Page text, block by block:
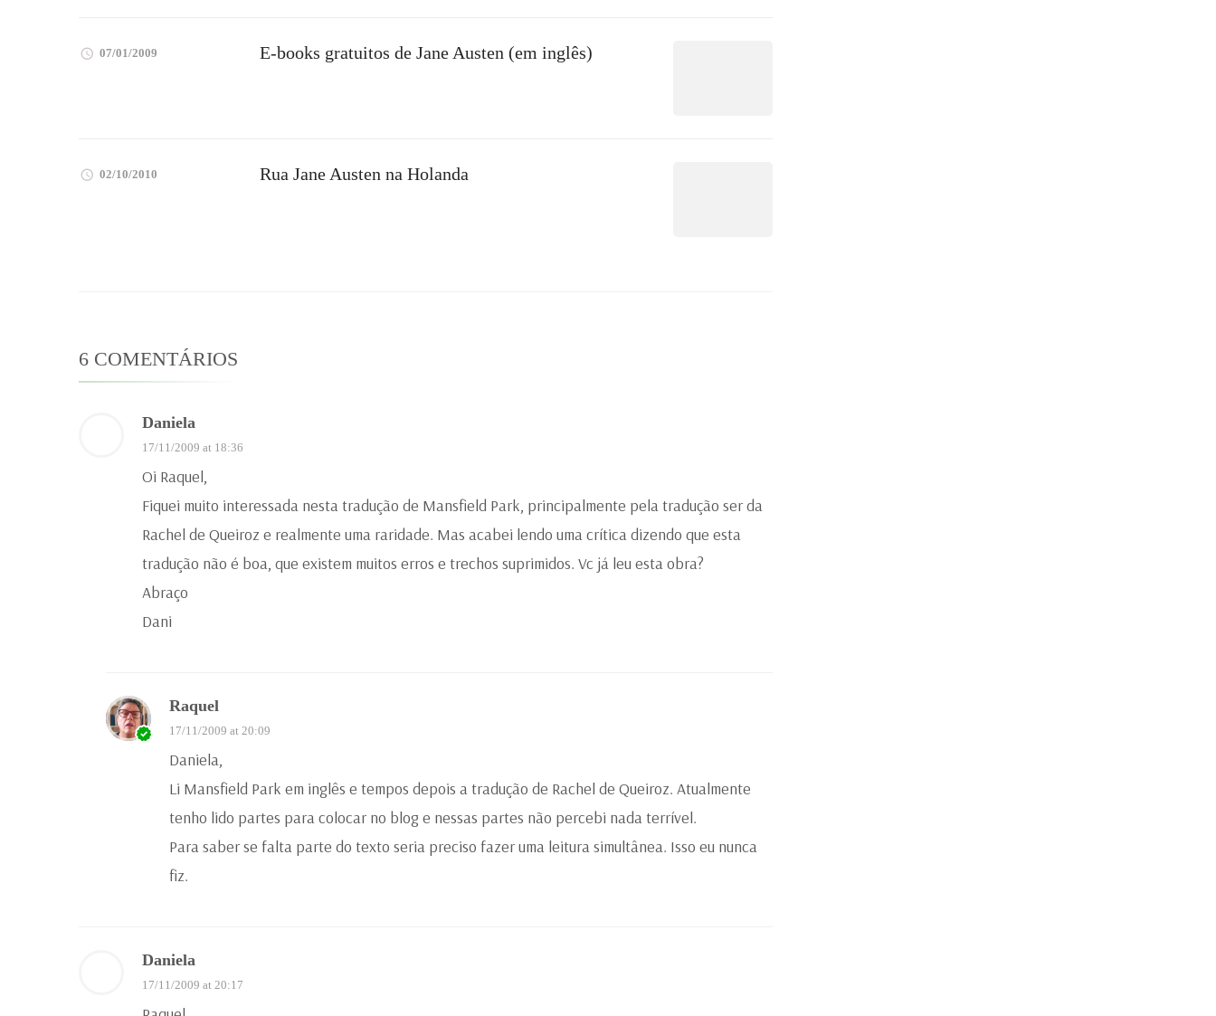
07/01/2009 E-books gratuitos de Jane Austen (em inglês)
02/10/2010 Rua Jane Austen na Holanda
6 COMENTÁRIOS
Daniela
17/11/2009 at 18:36
Oi Raquel,
Fiquei muito interessada nesta tradução de Mansfield Park, principalmente pela tradução ser da
Rachel de Queiroz e realmente uma raridade. Mas acabei lendo uma crítica dizendo que esta
tradução não é boa, que existem muitos erros e trechos suprimidos. Vc já leu esta obra?
Abraço
Dani
Raquel
17/11/2009 at 20:09
Daniela,
Li Mansfield Park em inglês e tempos depois a tradução de Rachel de Queiroz. Atualmente
tenho lido partes para colocar no blog e nessas partes não percebi nada terrível.
Para saber se falta parte do texto seria preciso fazer uma leitura simultânea. Isso eu nunca
fiz.
Daniela
17/11/2009 at 20:17